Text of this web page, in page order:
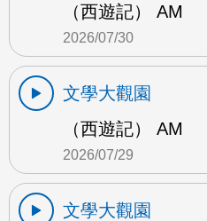
（西遊記） AM
2026/07/30
文學大觀園
（西遊記） AM
2026/07/29
文學大觀園